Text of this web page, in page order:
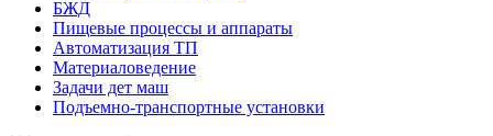
БЖД
Пищевые процессы и аппараты
Автоматизация ТП
Материаловедение
Задачи дет маш
Подъемно-транспортные установки